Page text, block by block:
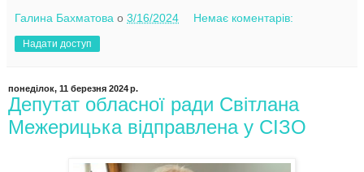
Галина Бахматова о 3/16/2024 Немає коментарів:
Надати доступ
понеділок, 11 березня 2024 р.
Депутат обласної ради Світлана
Межерицька відправлена у СІЗО